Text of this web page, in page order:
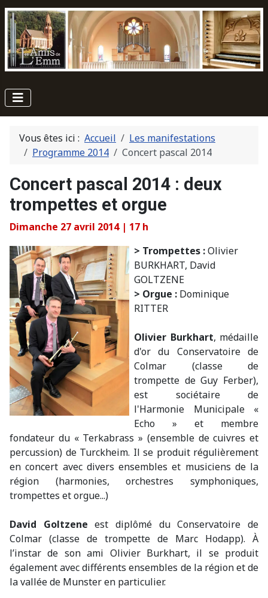
Vous êtes ici : Accueil
Les manifestations
Programme 2014
Concert pascal 2014
Concert pascal 2014 : deux
trompettes et orgue
Dimanche 27 avril 2014 | 17 h
> Trompettes :Olivier
BURKHART, David
GOLTZENE
> Orgue : Dominique
RITTER
Olivier Burkhart, médaille
d'or du Conservatoire de
Colmar (classe de
trompette de Guy Ferber),
est sociétaire de
l'Harmonie Municipale «
Echo » et membre
fondateur du « Terkabrass » (ensemble de cuivres et
percussion) de Turckheim. Il se produit régulièrement
en concert avec divers ensembles et musiciens de la
région (harmonies, orchestres symphoniques,
trompettes et orgue...)
David Goltzene est diplômé du Conservatoire de
Colmar (classe de trompette de Marc Hodapp). À
l’instar de son ami Olivier Burkhart, il se produit
également avec différents ensembles de la région et de
la vallée de Munster en particulier.